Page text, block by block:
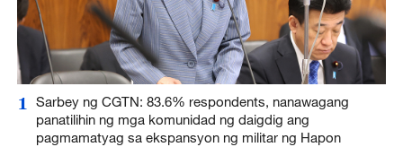
1
Sarbey ng CGTN: 83.6% respondents, nanawagang
panatilihin ng mga komunidad ng daigdig ang
pagmamatyag sa ekspansyon ng militar ng Hapon